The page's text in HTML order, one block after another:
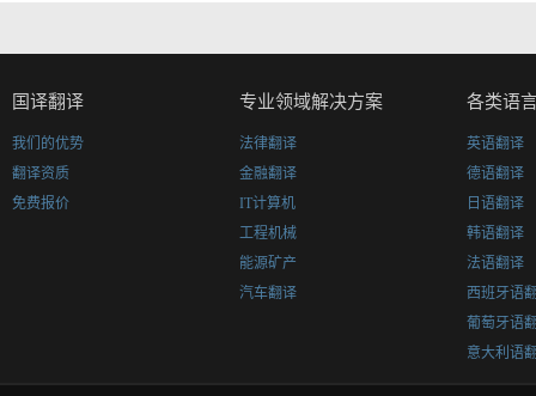
国译翻译
我们的优势
翻译资质
免费报价
专业领域解决方案
法律翻译
金融翻译
IT计算机
工程机械
能源矿产
汽车翻译
各类语
英语翻译
德语翻译
日语翻译
韩语翻译
法语翻译
西班牙语
葡萄牙语
意大利语